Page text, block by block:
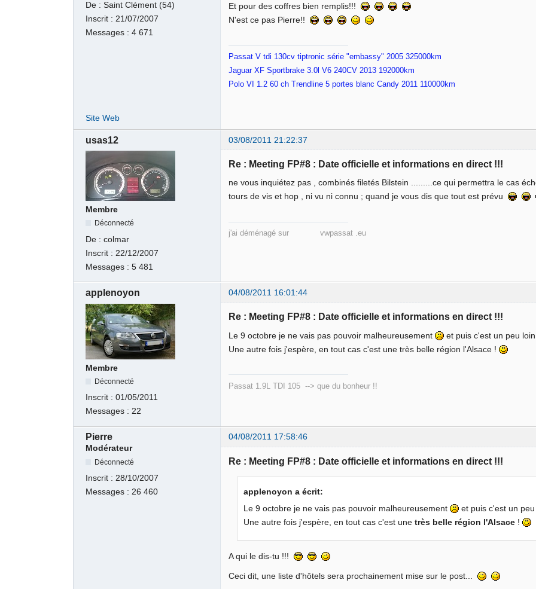
De :Saint Clément (54)
Inscrit :21/07/2007
Messages :4 671
Et pour des coffres bien remplis!!!
N'est ce pas Pierre!!
Passat V tdi 130cv tiptronic série "embassy" 2005 325000km
Jaguar XF Sportbrake 3.0l V6 240CV 2013 192000km
Polo VI 1.2 60 ch Trendline 5 portes blanc Candy 2011 110000km
Site Web
usas12 03/08/2011 21:22:37
Membre
Déconnecté
De :colmar
Inscrit : 22/12/2007
Messages :5 481
Re : Meeting FP#8 : Date officielle et informations en direct !!!
ne vous inquiétez pas , combinés filetés Bilstein .........ce qui permettra le cas
tours de vis et hop , ni vu ni connu ; quand je vous dis que tout est prévu
j'ai déménagé sur vwpassat .eu
applenoyon 04/08/2011 16:01:44
Membre
Déconnecté
Inscrit :01/05/2011
Messages : 22
Re : Meeting FP#8 : Date officielle et informations en direct !!!
Le 9 octobre je ne vais pas pouvoir malheureusement
et puis c'est un peu loin
Une autre fois j'espère, en tout cas c'est une très belle région l'Alsace !
Passat 1.9L TDI 105 --> que du bonheur !!
Pierre
04/08/2011 17:58:46
Modérateur
Déconnecté
Inscrit : 28/10/2007
Messages : 26 460
Re : Meeting FP#8 : Date officielle et informations en direct !!!
applenoyon a écrit:
Le 9 octobre je ne vais pas pouvoir malheureusement
et puis c'est un peu
Une autre fois j'espère, en tout cas c'est unetrès belle région l'Alsace !
A qui le dis-tu !!!
Ceci dit, une liste d'hôtels sera prochainement mise sur le post...